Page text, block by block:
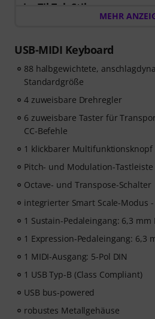
im TikTok-Stil.
Beim Kauf dieses Artikels im
im Wert von 59 EUR für 3
Premium-Online-Kurse von
Themen zu modernen
Erstellung, Vocal-Editing,
content-ready Sounddesign.
ArtMaster.com ist DER E-
Brown, Dr. Dre), Printz Board
Timberlake) und Chris Kasych
Williams) entwickelt wurde.
Videolektionen für Produzenten,
Songwriter – von DAW-
Grundlagen und Arrangements
TikTok sowie grundlegende
fertige Tracks zu machen.
MEHR
USB-MIDI Keyboard
88 halbgewichtete,
Standardgröße
4 zuweisbare Drehregler
6 zuweisbare Taster für
CC-Befehle
1 klickbarer Multifunktionsknopf
Pitch- und Modulation-Tastleiste
Octave- und Transpose-Schalter
integrierter Smart Scale-Modus -
1 Sustain-Pedaleingang: 6,3 mm
1 Expression-Pedaleingang: 6,3
1 MIDI-Ausgang: 5-Pol DIN
1 USB Typ-B (Class Compliant)
USB bus-powered
robustes Metallgehäuse